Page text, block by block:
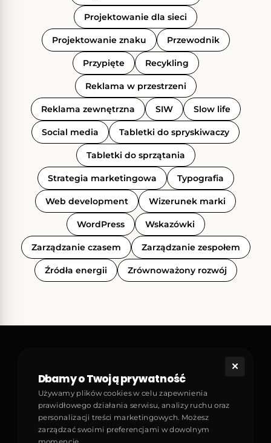
Projektowanie dla sieci
Projektowanie znaku Przewodnik
Przypięte Recykling
Reklama w przestrzeni
Reklama zewnętrzna SIW Slow life
Social media Tabletki do spryskiwaczy
Tabletki do sprzątania
Strategia marketingowa Typografia
Web development Wizerunek marki
WordPress Wskazówki
Zarządzanie czasem Zarządzanie zespołem
Źródła energii Zrównoważony rozwój
✕
Dbamy o Twoją prywatność
Używamy plików cookies w celu zapewnienia
prawidłowego działania serwisu, analizy ruchu oraz
personalizacji treści marketingowych. Możesz
zarządzać swoimi preferencjami w dowolnym
Odkryj, jak nowoczesny design i technologia łączą się,
tworząc spójne doznania estetyczne. Od sztuki
cyfrowej, brandingu, nowoczesnych gadżetów po
interaktywne koncepcje — przekształcamy idee w
ponadczasowe doświadczenia dla Ciebie i Twoich